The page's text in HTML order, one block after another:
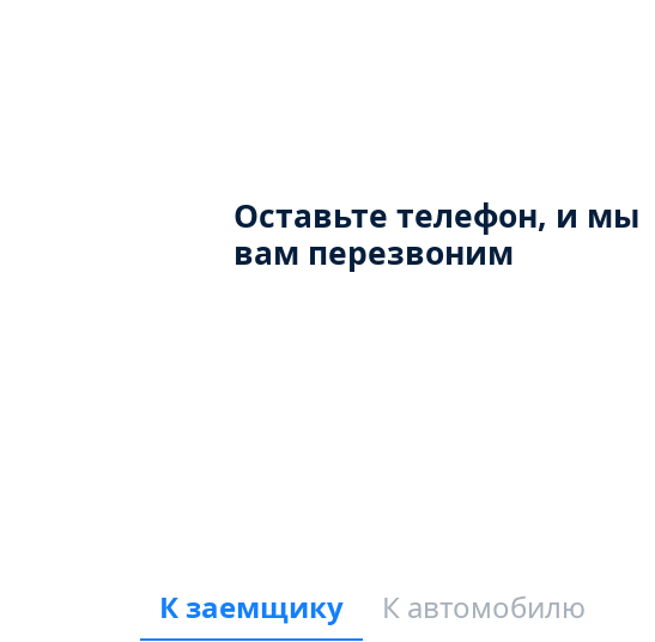
Оставьте телефон, и мы
вам перезвоним
К заемщику К автомобилю